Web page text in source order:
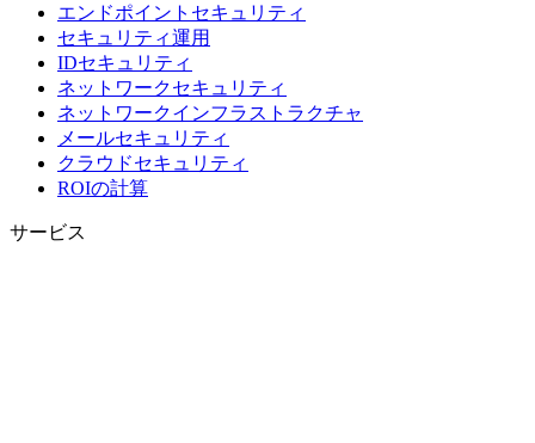
エンドポイントセキュリティ
セキュリティ運用
IDセキュリティ
ネットワークセキュリティ
ネットワークインフラストラクチャ
メールセキュリティ
クラウドセキュリティ
ROIの計算
サービス